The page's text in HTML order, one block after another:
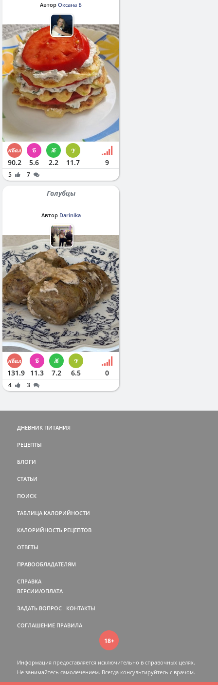
Автор Оксана Б
90.2 5.6 2.2 11.7 9
5 7
Голубцы
Автор Darinika
131.9 11.3 7.2 6.5 0
4 3
ДНЕВНИК ПИТАНИЯ
РЕЦЕПТЫ
БЛОГИ
СТАТЬИ
ПОИСК
ТАБЛИЦА КАЛОРИЙНОСТИ
КАЛОРИЙНОСТЬ РЕЦЕПТОВ
ОТВЕТЫ
ПРАВООБЛАДАТЕЛЯМ
СПРАВКА
ВЕРСИИ/ОПЛАТА
ЗАДАТЬ ВОПРОС КОНТАКТЫ
СОГЛАШЕНИЕ ПРАВИЛА
18+
Информация предоставляется исключительно в справочных целях.
Не занимайтесь самолечением. Всегда консультируйтесь c врачом.